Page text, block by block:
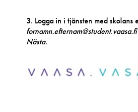
3. Logga in i tjänsten med skolans
fornamn.efternam@student.vaasa.fi
Nästa.